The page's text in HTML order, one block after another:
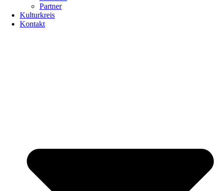
Partner
Kulturkreis
Kontakt